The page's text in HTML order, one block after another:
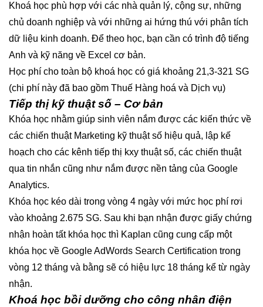
Khoá học phù hợp với các nhà quản lý, cộng sự, những
chủ doanh nghiệp và với những ai hứng thú với phân tích
dữ liệu kinh doanh. Để theo học, bạn cần có trình độ tiếng
Anh và kỹ năng về Excel cơ bản.
Học phí cho toàn bộ khoá học có giá khoảng 21,3-321 SG
(chi phí này đã bao gồm Thuế Hàng hoá và Dịch vụ)
Tiếp thị kỹ thuật số – Cơ bản
Khóa học nhằm giúp sinh viên nắm được các kiến thức về
các chiến thuật Marketing kỹ thuật số hiệu quả, lập kế
hoạch cho các kênh tiếp thị kxy thuật số, các chiến thuật
qua tin nhắn cũng như nắm được nền tảng của Google
Analytics.
Khóa học kéo dài trong vòng 4 ngày với mức học phí rơi
vào khoảng 2.675 SG. Sau khi bạn nhận được giấy chứng
nhận hoàn tất khóa học thì Kaplan cũng cung cấp một
khóa học về Google AdWords Search Certification trong
vòng 12 tháng và bằng sẽ có hiệu lực 18 tháng kể từ ngày
nhận.
Khoá học bồi dưỡng cho công nhân điện